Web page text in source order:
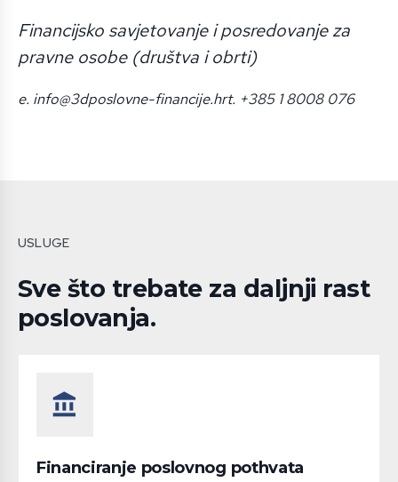
Financijsko savjetovanje i posredovanje za
pravne osobe (društva i obrti)
e. info@3dposlovne-financije.hrt. +385 1 8008 076
USLUGE
Sve što trebate za daljnji rast
poslovanja.
account_balance
Financiranje poslovnog pothvata